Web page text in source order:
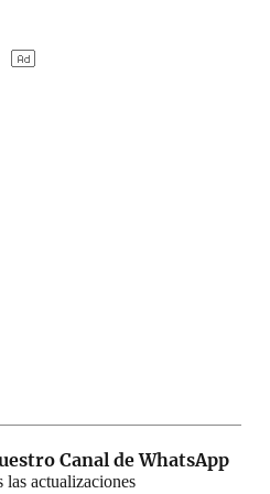
Canal de WhatsApp
las actualizaciones